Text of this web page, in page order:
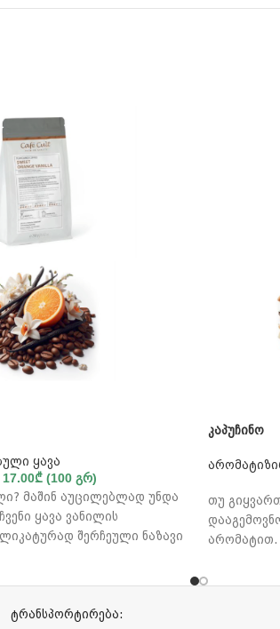
ყავა
17.00₾ (100 გრ)
მაშინ აუცილებლად უნდა
ყავა ვანილის
შერჩეული ნაზავი
ჰარმონიულად ერწყმის
კაპუჩინო
თუ
არომატით.
ტრანსპორტირება: